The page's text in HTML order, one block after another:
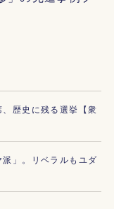
歴史に残る選挙【衆
」。リベラルもユダ